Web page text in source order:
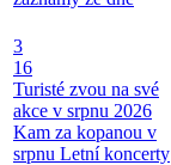
3
16
Turisté zvou na své
akce v srpnu 2026
Kam za kopanou v
srpnu Letní koncerty